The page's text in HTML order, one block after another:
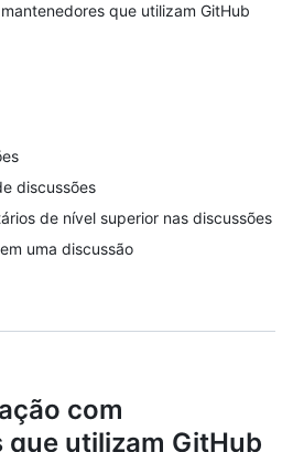
que utilizam GitHub
discussões
de nível superior nas discussões
uma discussão
com
que utilizam GitHub